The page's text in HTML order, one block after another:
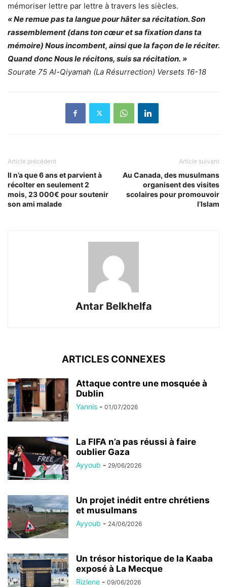
mémoriser lettre par lettre à travers les siècles.
« Ne remue pas ta langue pour hâter sa récitation. Son
rassemblement (dans ton cœur et sa fixation dans ta
mémoire) Nous incombent, ainsi que la façon de le réciter.
Quand donc Nous le récitons, suis sa récitation. »
Sourate 75 Al-Qiyamah (La Résurrection) Versets 16-18
Article précédent
Il n’a que 6 ans et parvient à
récolter en seulement 2
mois, 23 000€ pour soutenir
son ami malade
Article suivant
Au Canada, des musulmans
organisent des visites
scolaires pour promouvoir
l’Islam
Antar Belkhelfa
ARTICLES CONNEXES
Attaque contre une mosquée à
Dublin
Yannis - 01/07/2026
La FIFA n’a pas réussi à faire
oublier Gaza
Ayyoub - 29/06/2026
Un projet inédit entre chrétiens
et musulmans
Ayyoub - 24/06/2026
Un trésor historique de la Kaaba
exposé à La Mecque
Rizlene - 09/06/2026